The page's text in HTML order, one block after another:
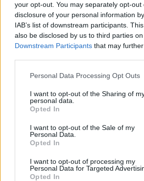
your opt-out. You may separately opt-
disclosure of your personal information
IAB’s list of downstream participants.
also be disclosed by us to third parties
Downstream Participants that may
Personal Data Processing Opt Outs
I want to opt-out of the Sharing of
personal data.
Opted In
I want to opt-out of the Sale of my
Personal Data.
Opted In
I want to opt-out of processing my
Personal Data for Targeted
Opted In
Για τα κεράσματα φρόντισαν η
γειτόνισσες της περιοχής και ο
Αναγνωστόπουλος από το
Παράταιρο, ενώ τις βασιλόπιτες
ζαχαροπλαστείο της γειτονιάς
δίνοντας το δικό του στίγμα σε
αλληλεγγύης και της ζωντανής
ιστορικό κέντρο της Μυτιλήνης.
Δείτε περισσότερα άρθρα μας στα
Add stonisi.gr on